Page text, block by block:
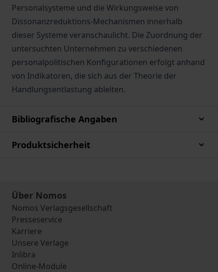
Personalsysteme und die Wirkungsweise von
Dissonanzreduktions-Mechanismen innerhalb
dieser Systeme veranschaulicht. Die Zuordnung der
untersuchten Unternehmen zu verschiedenen
personalpolitischen Konfigurationen erfolgt anhand
von Indikatoren, die sich aus der Theorie der
Handlungsentlastung ableiten.
Bibliografische Angaben
Produktsicherheit
Über Nomos
Nomos Verlagsgesellschaft
Presseservice
Karriere
Unsere Verlage
Inlibra
Online-Module